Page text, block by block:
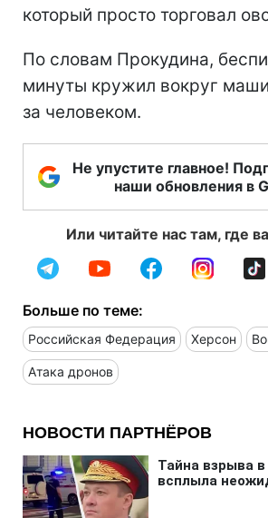
который просто торговал
По словам Прокудина,
минуты кружил вокруг
за человеком.
Не упустите главное!
наши обновления в
Или читайте нас там, где
Больше по теме:
Российская Федерация Херсон
Атака дронов